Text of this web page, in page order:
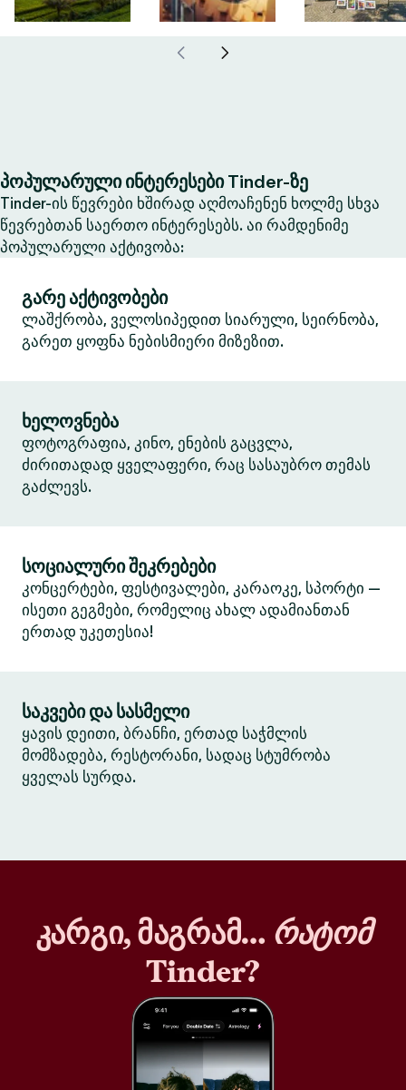
პოპულარული ინტერესები Tinder-ზე
Tinder-ის წევრები ხშირად აღმოაჩენენ ხოლმე სხვა
წევრებთან საერთო ინტერესებს. აი რამდენიმე
პოპულარული აქტივობა:
გარე აქტივობები
ლაშქრობა, ველოსიპედით სიარული, სეირნობა,
გარეთ ყოფნა ნებისმიერი მიზეზით.
ხელოვნება
ფოტოგრაფია, კინო, ენების გაცვლა,
ძირითადად ყველაფერი, რაც სასაუბრო თემას
გაძლევს.
სოციალური შეკრებები
კონცერტები, ფესტივალები, კარაოკე, სპორტი —
ისეთი გეგმები, რომელიც ახალ ადამიანთან
ერთად უკეთესია!
საკვები და სასმელი
ყავის დეითი, ბრანჩი, ერთად საჭმლის
მომზადება, რესტორანი, სადაც სტუმრობა
ყველას სურდა.
კარგი, მაგრამ… რატომ
Tinder?